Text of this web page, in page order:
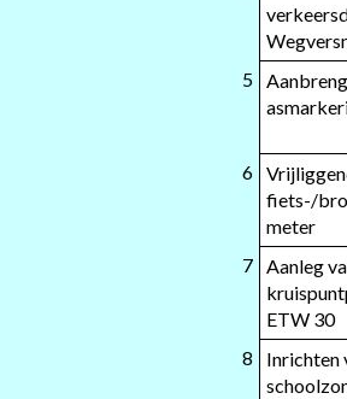
5
6
fiets-/
meter
7 Aanleg
ETW 30
8
Inrichten